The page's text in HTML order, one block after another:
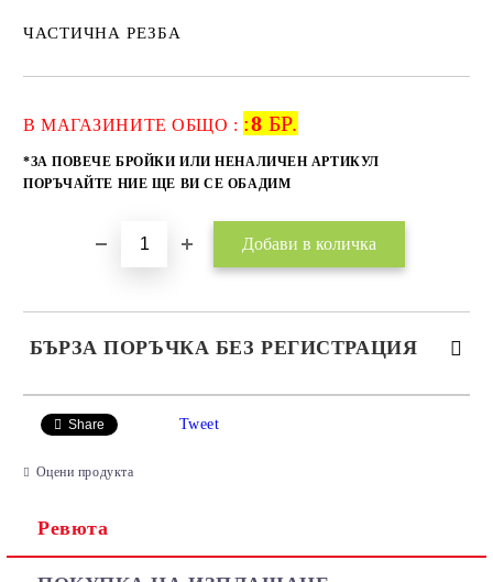
ЧАСТИЧНА РЕЗБА
В МАГАЗИНИТЕ ОБЩО : :8 БР.
*ЗА ПОВЕЧЕ БРОЙКИ ИЛИ НЕНАЛИЧЕН АРТИКУЛ
ПОРЪЧАЙТЕ НИЕ ЩЕ ВИ СЕ ОБАДИМ
БЪРЗА ПОРЪЧКА БЕЗ РЕГИСТРАЦИЯ
Ние ще се свържем с вас в рамките на работния ден.
Share Tweet
Оцени продукта
Ревюта